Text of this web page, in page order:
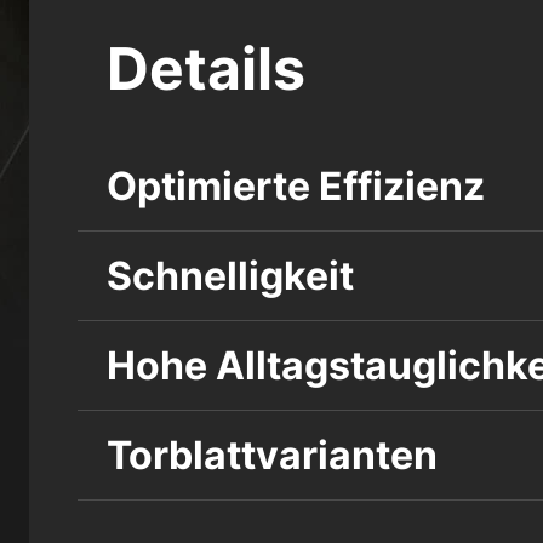
Details
Optimierte Effizienz
Schnelligkeit
Hohe
Torblattvarianten